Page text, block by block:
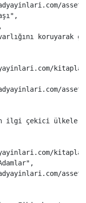
" ,
,
koruyarak
ilgi çekici
" ,